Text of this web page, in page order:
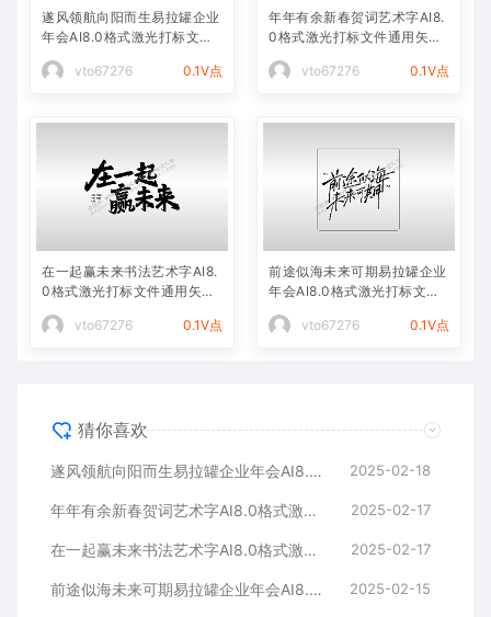
遂风领航向阳而生易拉罐企业
年会AI8.0格式激光打标文件
vto67276
0.1V点
年年有余新春贺词艺术字AI8.
0格式激光打标文件通用矢量
vto67276
0.1V点
在一起赢未来书法艺术字AI8.
0格式激光打标文件通用矢量
vto67276
0.1V点
前途似海未来可期易拉罐企业
年会AI8.0格式激光打标文件
vto67276
0.1V点
猜你喜欢
遂风领航向阳而生易拉罐企业年会AI8.0格式激光打标文件通用矢量图 2025-02-18
年年有余新春贺词艺术字AI8.0格式激光打标文件通用矢量图 2025-02-17
在一起赢未来书法艺术字AI8.0格式激光打标文件通用矢量图 2025-02-17
前途似海未来可期易拉罐企业年会AI8.0格式激光打标文件通用矢量图 2025-02-15